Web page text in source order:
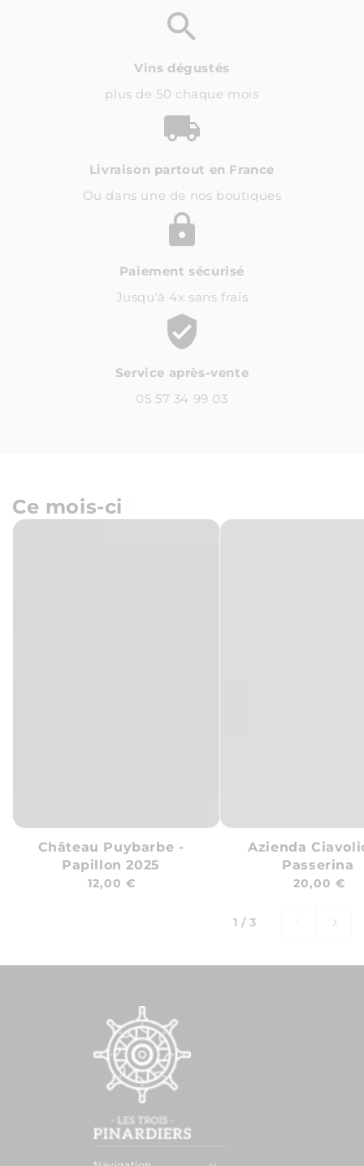
Vins dégustés
plus de 50 chaque mois
Livraison partout en France
Ou dans une de nos boutiques
Paiement sécurisé
Jusqu'à 4x sans frais
Service après-vente
05 57 34 99 03
Ce mois-ci
Château
Château Puybarbe -
Papillon 2025
Prix
12,00 €
Azienda
Azienda
Passerina
Prix
20,00 €
1 /sur
3